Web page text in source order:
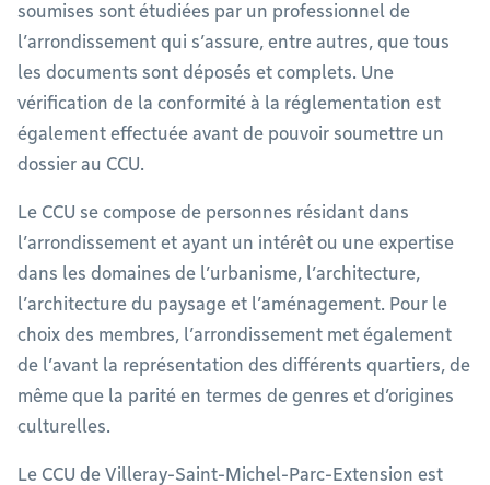
soumises sont étudiées par un professionnel de
l’arrondissement qui s’assure, entre autres, que tous
les documents sont déposés et complets. Une
vérification de la conformité à la réglementation est
également effectuée avant de pouvoir soumettre un
dossier au CCU.
Le CCU se compose de personnes résidant dans
l’arrondissement et ayant un intérêt ou une expertise
dans les domaines de l’urbanisme, l’architecture,
l’architecture du paysage et l’aménagement. Pour le
choix des membres, l’arrondissement met également
de l’avant la représentation des différents quartiers, de
même que la parité en termes de genres et d’origines
culturelles.
Le CCU de Villeray-Saint-Michel-Parc-Extension est